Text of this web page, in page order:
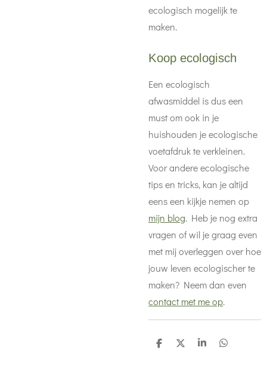
ecologisch mogelijk te
maken.
Koop ecologisch
Een ecologisch
afwasmiddel is dus een
must om ook in je
huishouden je ecologische
voetafdruk te verkleinen.
Voor andere ecologische
tips en tricks, kan je altijd
eens een kijkje nemen op
mijn blog. Heb je nog extra
vragen of wil je graag even
met mij overleggen over hoe
jouw leven ecologischer te
maken? Neem dan even
contact met me op.
D
D
S
D